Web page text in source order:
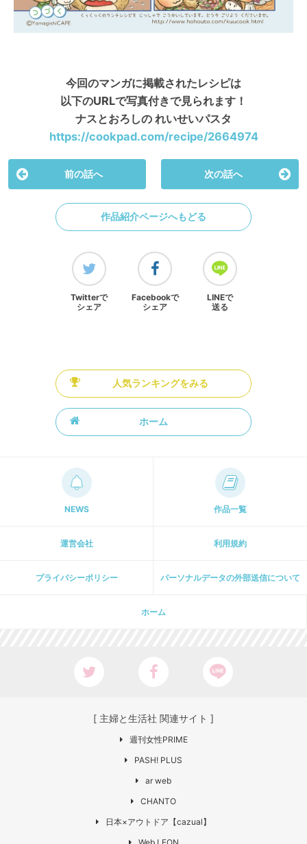
今回のマンガに掲載されたレシピは
以下のURLで写真付きで見られます！
ナスとおろしの れいせいパスタ
https://cookpad.com/recipe/2664974
前の話へ 次の話へ
作品紹介ページへもどる
Twitterで
シェア
Facebookで
シェア
LINEで
送る
人気ランキングをみる
ホーム
NEWS 作品一覧
運営会社 利用規約
プライパシーポリシー パーソナルデータの外部送信について
ホーム
[ 主婦と生活社 関連サイト ]
週刊女性PRIME
PASH! PLUS
ar web
CHANTO
日本×アウトドア【cazual】